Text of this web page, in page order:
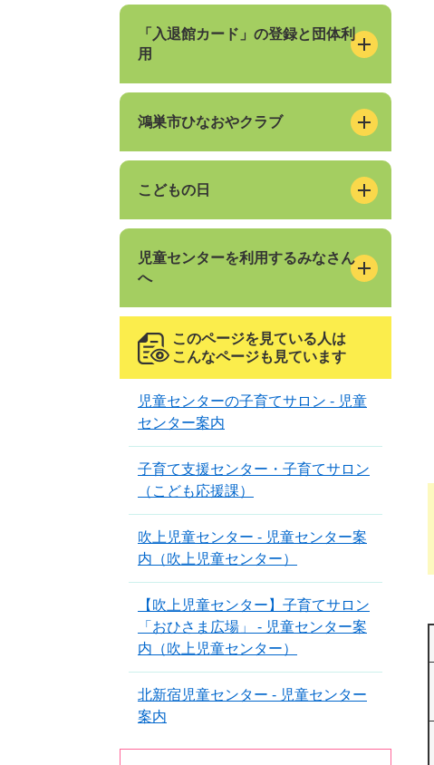
「入退館カード」の登録と団体利
用
鴻巣市ひなおやクラブ
こどもの日
児童センターを利用するみなさん
へ
このページを見ている人は
こんなページも見ています
児童センターの子育てサロン - 児童
センター案内
子育て支援センター・子育てサロン
（こども応援課）
吹上児童センター - 児童センター案
内（吹上児童センター）
【吹上児童センター】子育てサロン
「おひさま広場」 - 児童センター案
内（吹上児童センター）
北新宿児童センター - 児童センター
案内